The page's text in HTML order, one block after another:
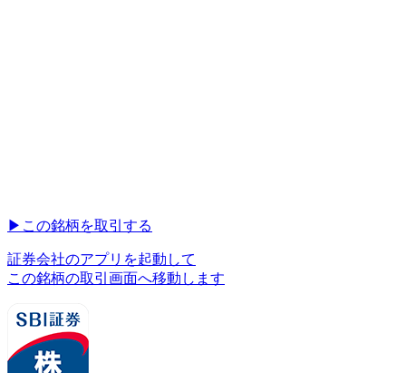
▶︎ この銘柄を取引する
証券会社のアプリを起動して
この銘柄の取引画面へ移動します